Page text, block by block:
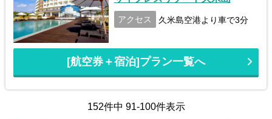
アクセス 久米島空港より車で3分
[航空券＋宿泊]プラン一覧へ
152件中 91-100件表示